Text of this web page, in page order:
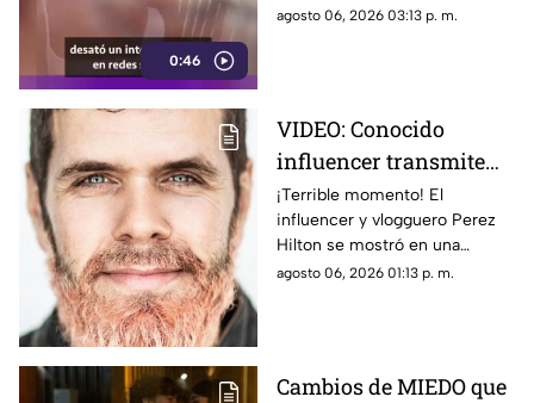
0:46
convertido en el centro de
agosto 06, 2026 03:13 p. m.
VIDEO: Conocido
influencer transmite
EN VIVO mientras se
4utoles1ona; así fue
captado
¡Terrible momento! El
influencer y vlogguero Perez
Hilton se mostró en una
situación de crisis y provocó la
agosto 06, 2026 01:13 p. m.
Cambios de MIEDO que